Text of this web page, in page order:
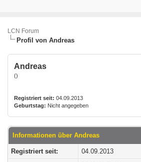
LCN Forum
Profil von Andreas
Andreas
()
Registriert seit: 04.09.2013
Geburtstag: Nicht angegeben
Informationen über Andreas
Registriert seit: 04.09.2013